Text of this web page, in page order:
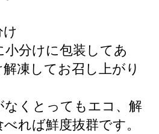
分けに包装してあ
凍してお召し上がり
くとってもエコ、解
れば鮮度抜群です。